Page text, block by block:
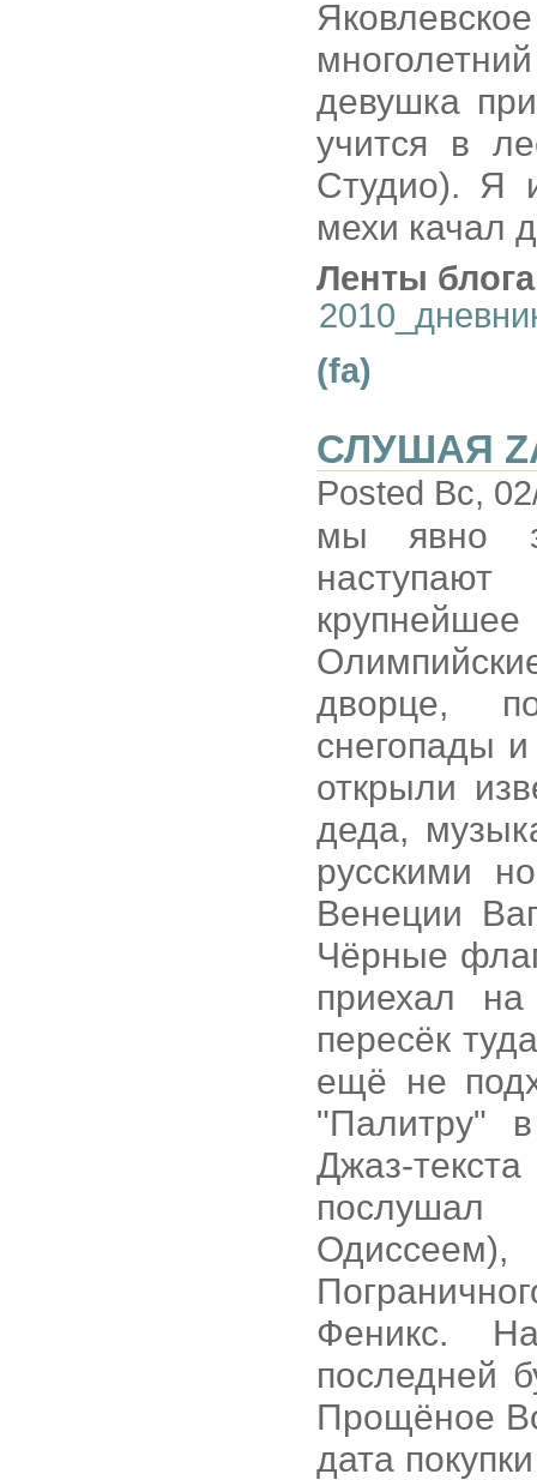
девушка
учится в
Студио). Я
мехи качал
Ленты
(fa)
СЛУШАЯ
Posted Вс,
мы явно
дворце,
снегопады
открыли
деда,
русскими
Венеции
Чёрные
приехал
пересёк
ещё не
"Палитру"
Джаз-
послушал
Феникс.
последней
Прощёное
дата